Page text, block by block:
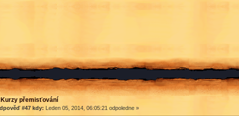
přemisťování
#47 kdy: Leden 05, 2014, 06:05:21 odpoledne »